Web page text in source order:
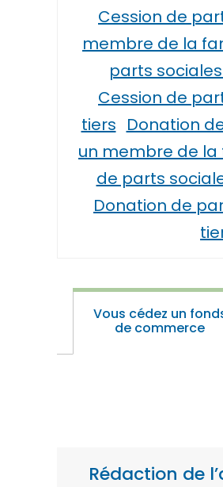
Cession de
membre de la
parts
Cession de
tiers Donation
un membre de la
de parts
Donation de
Vous cédez un
de commerce
Rédaction de